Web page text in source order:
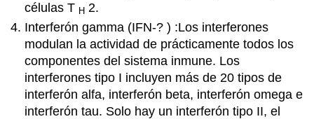
células T H 2.
Interferón gamma (IFN-?) :Los interferones
modulan la actividad de prácticamente todos los
componentes del sistema inmune. Los
interferones tipo I incluyen más de 20 tipos de
interferón alfa, interferón beta, interferón omega e
interferón tau. Solo hay un interferón tipo II, el